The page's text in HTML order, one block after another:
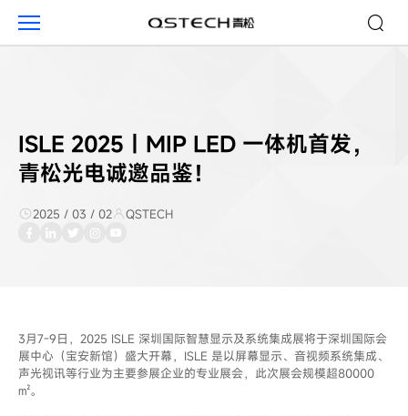
ISLE 2025｜MIP LED 一体机首发，
青松光电诚邀品鉴！
2025 / 03 / 02 QSTECH
3月7-9日，2025 ISLE 深圳国际智慧显示及系统集成展将于深圳国际会
展中心（宝安新馆）盛大开幕，ISLE 是以屏幕显示、音视频系统集成、
声光视讯等行业为主要参展企业的专业展会，此次展会规模超80000
㎡。